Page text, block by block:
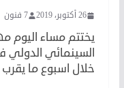
26 أكتوبر، 2019 7 فنون
يختتم مساء اليوم
خلال اسبوع ما يقرب من 75